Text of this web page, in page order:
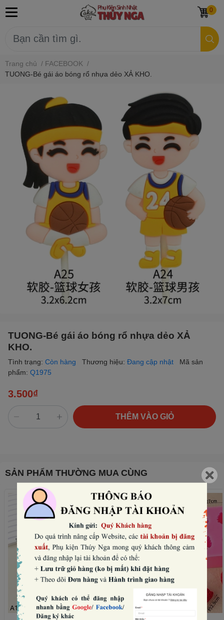
0
Trang chủ / FACEBOOK /
TUONG-Bé gái áo bóng rổ nhựa dẻo XẢ KHO.
TUONG-Bé gái áo bóng rổ nhựa dẻo XẢ
KHO.
Tình trạng: Còn hàng Thương hiệu: Đang cập nhật
Mã sản
phẩm: Q1975
3.500₫
THÊM VÀO GIỎ
SẢN PHẨM THƯỜNG MUA CÙNG